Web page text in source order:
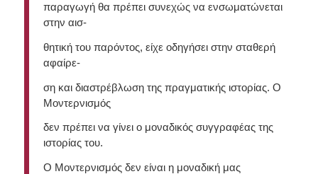
παραγωγή θα πρέπει συνεχώς να ενσωματώνεται
στην αισ-
θητική του παρόντος, είχε οδηγήσει στην σταθερή
αφαίρε-
ση και διαστρέβλωση της πραγματικής ιστορίας. Ο
Μοντερνισμός
δεν πρέπει να γίνει ο μοναδικός συγγραφέας της
ιστορίας του.
Ο Μοντερνισμός δεν είναι η μοναδική μας